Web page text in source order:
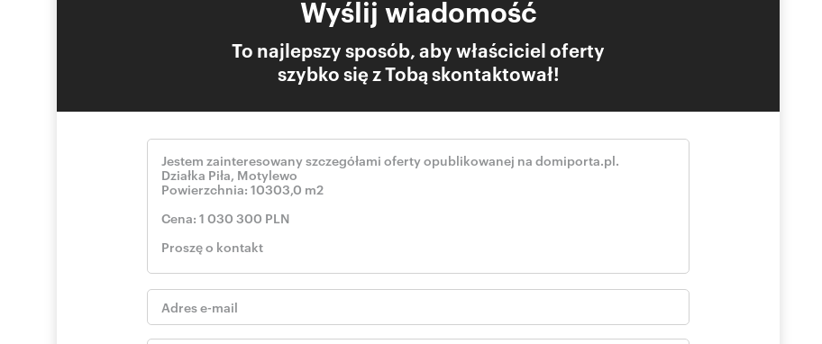
Wyślij wiadomość
To najlepszy sposób, aby właściciel oferty
szybko się z Tobą skontaktował!